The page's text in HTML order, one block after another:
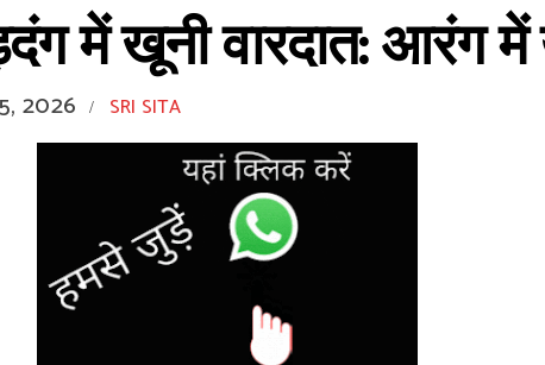
में खूनी वारदात: आरंग
2026 / SRI SITA